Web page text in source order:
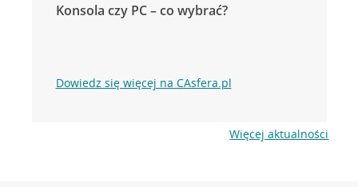
Konsola czy PC – co wybrać?
Dowiedz się więcej na CAsfera.pl
Więcej aktualności